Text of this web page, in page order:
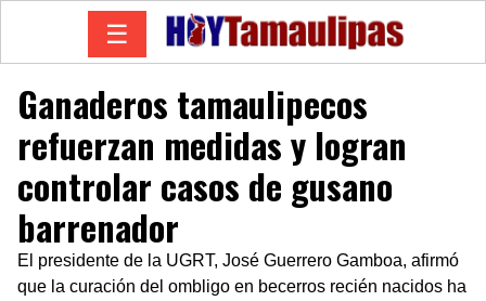
☰
Ganaderos tamaulipecos
refuerzan medidas y logran
controlar casos de gusano
barrenador
El presidente de la UGRT, José Guerrero Gamboa, afirmó
que la curación del ombligo en becerros recién nacidos ha